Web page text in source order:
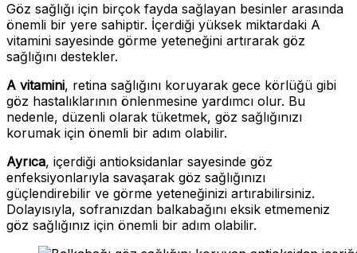
Göz sağlığı için birçok fayda sağlayan besinler arasında
önemli bir yere sahiptir. İçerdiği yüksek miktardaki A
vitamini sayesinde görme yeteneğini artırarak göz
sağlığını destekler.
A vitamini, retina sağlığını koruyarak gece körlüğü gibi
göz hastalıklarının önlenmesine yardımcı olur. Bu
nedenle, düzenli olarak tüketmek, göz sağlığınızı
korumak için önemli bir adım olabilir.
Ayrıca, içerdiği antioksidanlar sayesinde göz
enfeksiyonlarıyla savaşarak göz sağlığınızı
güçlendirebilir ve görme yeteneğinizi artırabilirsiniz.
Dolayısıyla, sofranızdan balkabağını eksik etmemeniz
göz sağlığınız için önemli bir adım olabilir.